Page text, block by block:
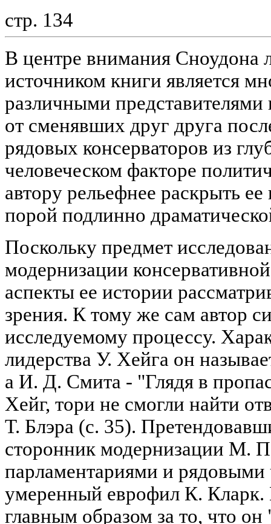
стр. 134
В центре внимания
источником книги является
различными представителями
от сменявших друг друга
рядовых консерваторов из
человеческом факторе
автору рельефнее раскрыть
порой подлинно
Поскольку предмет
модернизации
аспекты ее истории
зрения. К тому же сам автор
исследуемому процессу.
лидерства У. Хейга он
а И. Д. Смита - "Глядя в
Хейг, тори не смогли найти
Т. Блэра (с. 35).
сторонник модернизации М.
парламентариями и рядовыми
умеренный еврофил К.
главным образом за то, что